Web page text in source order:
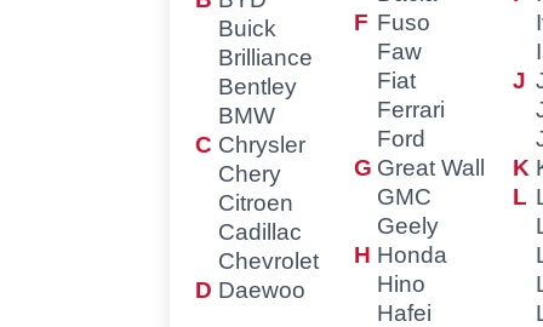
Buick
Brilliance
Bentley
BMW
Chrysler
Chery
Citroen
Cadillac
Chevrolet
Daewoo
Fuso
Faw
Fiat
Ferrari
Ford
Great Wall
GMC
Geely
Honda
Hino
Hafei